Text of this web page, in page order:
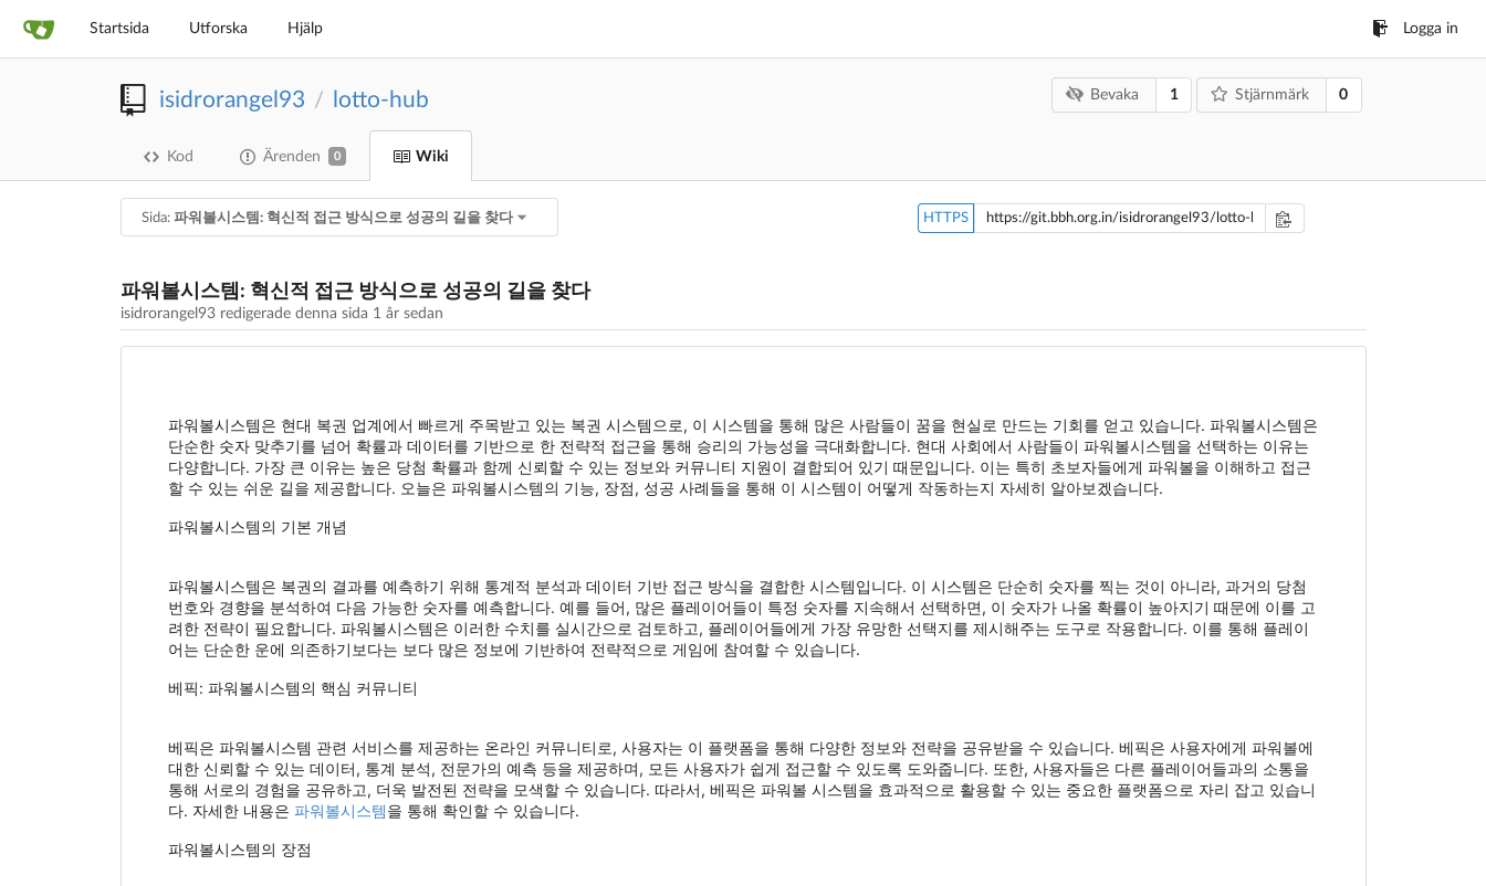
Startsida Utforska Hjälp Logga in
isidrorangel93 / lotto-hub Bevaka 1 Stjärnmärk 0
Kod Ärenden 0 Wiki
Sida: 파워볼시스템: 혁신적 접근 방식으로 성공의 길을 찾다 HTTPS
파워볼시스템: 혁신적 접근 방식으로 성공의 길을 찾다
isidrorangel93 redigerade denna sida 1 år sedan
파워볼시스템은 현대 복권 업계에서 빠르게 주목받고 있는 복권 시스템으로, 이 시스템을 통해 많은 사람들이 꿈을 현실로 만드는 기회를 얻고 있습니다. 파워볼시스템은
단순한 숫자 맞추기를 넘어 확률과 데이터를 기반으로 한 전략적 접근을 통해 승리의 가능성을 극대화합니다. 현대 사회에서 사람들이 파워볼시스템을 선택하는 이유는
다양합니다. 가장 큰 이유는 높은 당첨 확률과 함께 신뢰할 수 있는 정보와 커뮤니티 지원이 결합되어 있기 때문입니다. 이는 특히 초보자들에게 파워볼을 이해하고 접근
할 수 있는 쉬운 길을 제공합니다. 오늘은 파워볼시스템의 기능, 장점, 성공 사례들을 통해 이 시스템이 어떻게 작동하는지 자세히 알아보겠습니다.
파워볼시스템의 기본 개념
파워볼시스템은 복권의 결과를 예측하기 위해 통계적 분석과 데이터 기반 접근 방식을 결합한 시스템입니다. 이 시스템은 단순히 숫자를 찍는 것이 아니라, 과거의 당첨
번호와 경향을 분석하여 다음 가능한 숫자를 예측합니다. 예를 들어, 많은 플레이어들이 특정 숫자를 지속해서 선택하면, 이 숫자가 나올 확률이 높아지기 때문에 이를 고
려한 전략이 필요합니다. 파워볼시스템은 이러한 수치를 실시간으로 검토하고, 플레이어들에게 가장 유망한 선택지를 제시해주는 도구로 작용합니다. 이를 통해 플레이
어는 단순한 운에 의존하기보다는 보다 많은 정보에 기반하여 전략적으로 게임에 참여할 수 있습니다.
베픽: 파워볼시스템의 핵심 커뮤니티
베픽은 파워볼시스템 관련 서비스를 제공하는 온라인 커뮤니티로, 사용자는 이 플랫폼을 통해 다양한 정보와 전략을 공유받을 수 있습니다. 베픽은 사용자에게 파워볼에
대한 신뢰할 수 있는 데이터, 통계 분석, 전문가의 예측 등을 제공하며, 모든 사용자가 쉽게 접근할 수 있도록 도와줍니다. 또한, 사용자들은 다른 플레이어들과의 소통을
통해 서로의 경험을 공유하고, 더욱 발전된 전략을 모색할 수 있습니다. 따라서, 베픽은 파워볼 시스템을 효과적으로 활용할 수 있는 중요한 플랫폼으로 자리 잡고 있습니
다. 자세한 내용은 파워볼시스템을 통해 확인할 수 있습니다.
파워볼시스템의 장점